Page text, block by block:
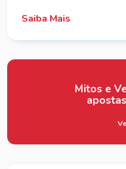
Saiba Mais
Mitos e